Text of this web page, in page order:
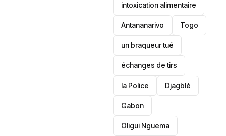
intoxication alimentaire
Antananarivo ‎Togo
un braqueur tué
échanges de tirs
la Police Djagblé
Gabon
Oligui Nguema